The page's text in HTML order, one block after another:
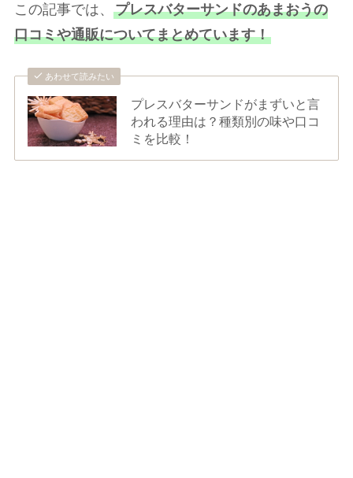
この記事では、 プレスバターサンドのあまおうの
口コミや通販についてまとめています！
あわせて読みたい
プレスバターサンドがまずいと言
われる理由は？種類別の味や口コ
ミを比較！